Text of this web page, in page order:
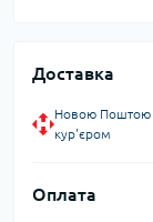
Доставка
Новою Поштою
кур'єром
Оплата